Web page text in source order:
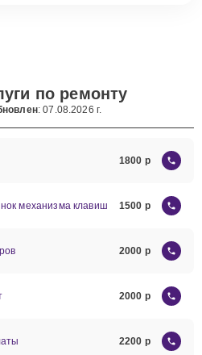
по ремонту
: 07.08.2026 г.
1800
механизма клавиш 1500
2000
2000
2200